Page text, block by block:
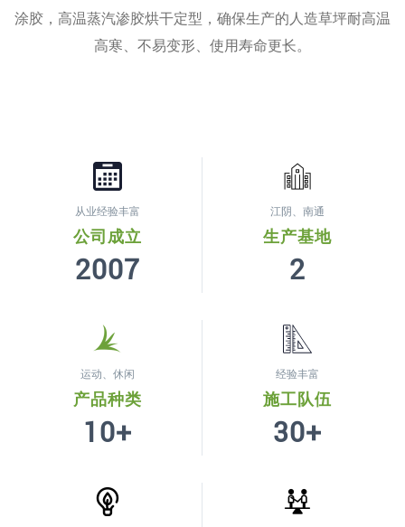
涂胶，高温蒸汽渗胶烘干定型，确保生产的人造草坪耐高温
高寒、不易变形、使用寿命更长。
从业经验丰富
公司成立
2007
江阴、南通
生产基地
2
运动、休闲
产品种类
10+
经验丰富
施工队伍
30+